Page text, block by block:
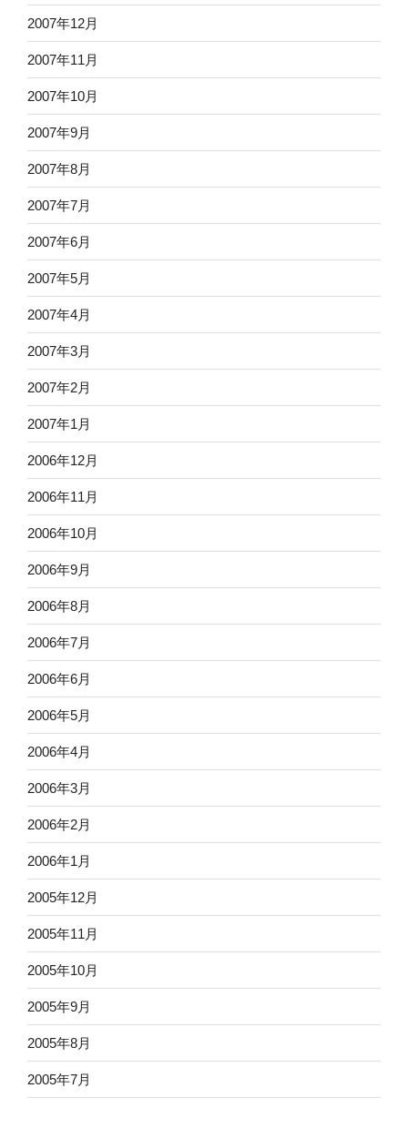
2007年12月
2007年11月
2007年10月
2007年9月
2007年8月
2007年7月
2007年6月
2007年5月
2007年4月
2007年3月
2007年2月
2007年1月
2006年12月
2006年11月
2006年10月
2006年9月
2006年8月
2006年7月
2006年6月
2006年5月
2006年4月
2006年3月
2006年2月
2006年1月
2005年12月
2005年11月
2005年10月
2005年9月
2005年8月
2005年7月